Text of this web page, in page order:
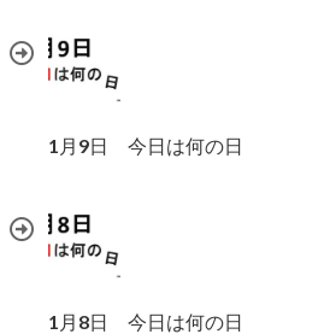
1月9日 今日は何の日
1月8日 今日は何の日